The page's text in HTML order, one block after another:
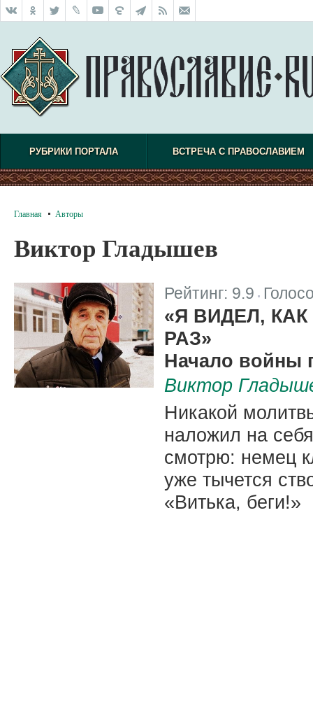
РУБРИКИ ПОРТАЛА ВСТРЕЧА С ПРАВОСЛАВИЕМ
Главная Авторы
Виктор Гладышев
Рейтинг: 9.9
«Я ВИДЕЛ,
РАЗ»
Начало войны
Виктор
Никакой
наложил на
смотрю: немец
уже тычется
«Витька, беги!»